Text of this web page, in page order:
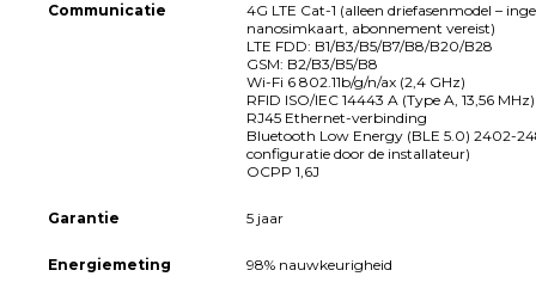
Communicatie
4G LTE Cat-1 (alleen driefasenmodel –
nanosimkaart, abonnement vereist)
LTE FDD: B1/B3/B5/B7/B8/B20/B28
GSM: B2/B3/B5/B8
Wi-Fi 6 802.11b/g/n/ax (2,4 GHz)
RFID ISO/IEC 14443 A (Type A, 13,56 MHz)
RJ45 Ethernet-verbinding
Bluetooth Low Energy (BLE 5.0) 2402-
configuratie door de installateur)
OCPP 1,6J
Garantie 5 jaar
Energiemeting 98% nauwkeurigheid